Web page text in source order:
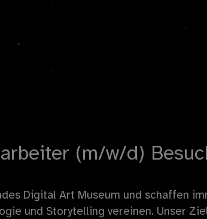
(m/w/d)
Digital Art Museum und schaffen
und Storytelling vereinen. Unser